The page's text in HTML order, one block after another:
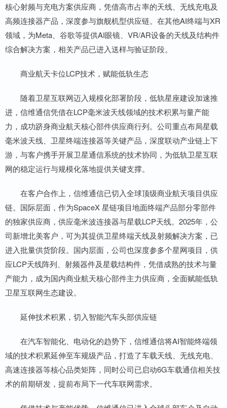
核心射频与充电方案供应商，凭借高市占率的天线、无线充电及
高频连接器产品，深度参与旗舰机型供应链。在其他AI终端与XR
领域，为Meta、谷歌等提供AI眼镜、VR/AR设备的天线及结构件
综合解决方案，相关产品已进入送样与验证阶段。
商业航天卡位LCP技术，赋能低轨生态
随着卫星互联网迈入规模化部署阶段，低轨星座建设加速推
进，信维通信凭借在LCP毫米波天线领域的技术积累与量产能
力，成功跻身商业航天核心部件供应商行列。公司重点布局星载
毫米波天线、卫星终端连接器等关键产品，深度联动产业链上下
游，与客户携手开展卫星通信系统的技术协同，为低轨卫星互联
网的稳定运行与规模化落地提供关键支撑。
在客户合作上，信维通信已切入全球顶级商业航天项目供应
链。国际层面，作为SpaceX 星链项目地面终端产品部分零部件
的独家供应商，供应毫米波连接器与星载LCP天线。2025年，公
司新增北美客户，可为其提供卫星终端天线及射频解决方案，已
进入批量供货阶段。国内层面，公司也深度参多个星网项目，供
应LCP天线阵列、射频器件及星载结构件，凭借成熟的技术与量
产能力，成为国内商业航天核心部件主力供应商，全面赋能低轨
卫星互联网生态建设。
延伸技术积累，切入智能汽车头部供应链
在汽车智能化、电动化的趋势下，信维通信将AI智能终端领
域的技术积累延伸至车规级产品，打造了车载天线、无线充电、
高速连接器等核心品类矩阵，同时公司已启动6G车载通信相关技
术的前期研发，提前布局下一代车联网需求。